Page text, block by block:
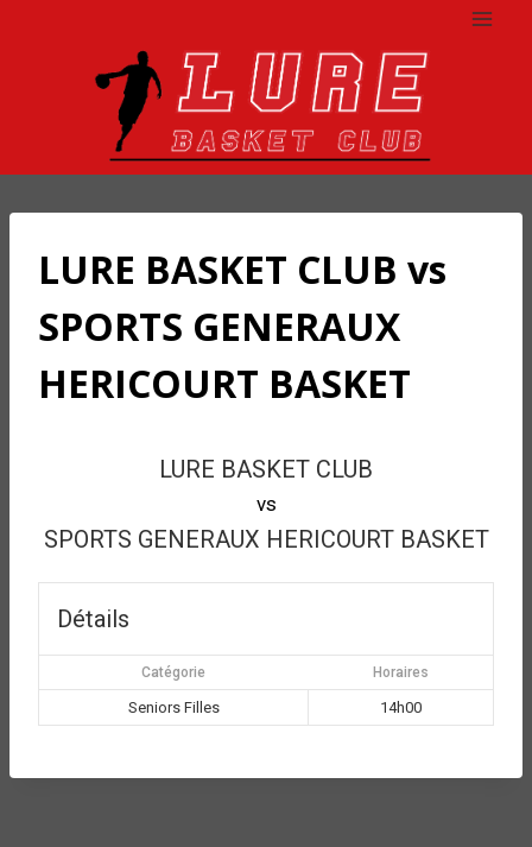
LURE BASKET CLUB vs
SPORTS GENERAUX
HERICOURT BASKET
LURE BASKET CLUB
vs
SPORTS GENERAUX HERICOURT BASKET
Détails
Catégorie Horaires
Seniors Filles 14h00